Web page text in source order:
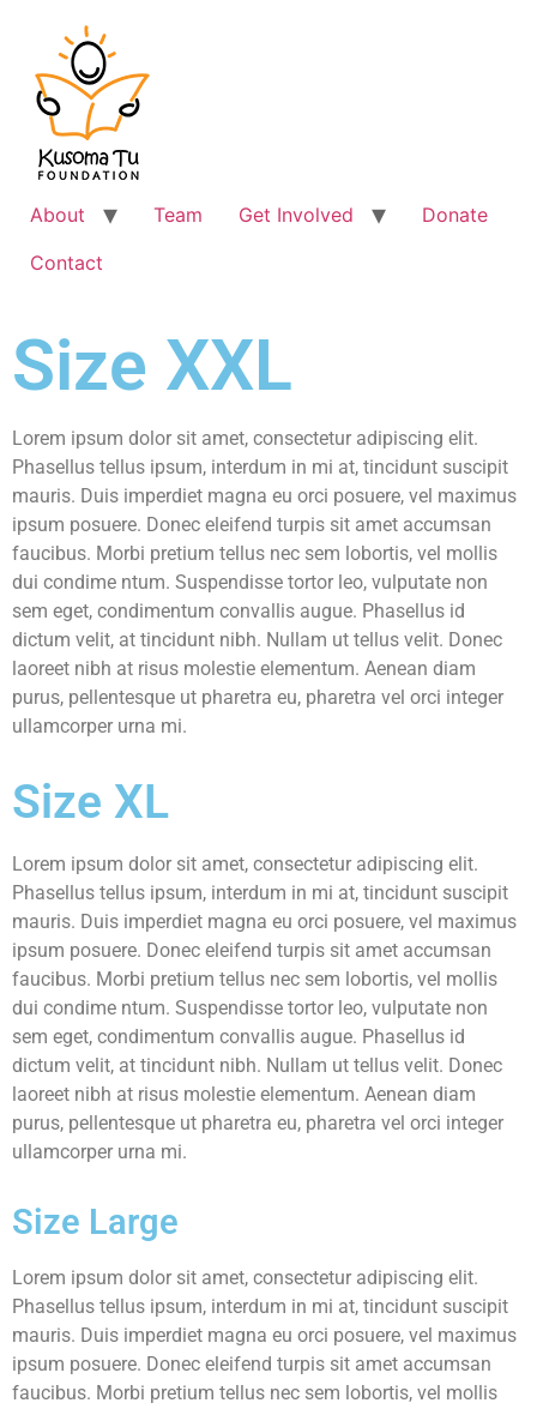
About Team Get Involved
Donate
Contact
Size XXL
Lorem ipsum dolor sit amet, consectetur adipiscing elit.
Phasellus tellus ipsum, interdum in mi at, tincidunt suscipit
mauris. Duis imperdiet magna eu orci posuere, vel maximus
ipsum posuere. Donec eleifend turpis sit amet accumsan
faucibus. Morbi pretium tellus nec sem lobortis, vel mollis
dui condime ntum. Suspendisse tortor leo, vulputate non
sem eget, condimentum convallis augue. Phasellus id
dictum velit, at tincidunt nibh. Nullam ut tellus velit. Donec
laoreet nibh at risus molestie elementum. Aenean diam
purus, pellentesque ut pharetra eu, pharetra vel orci integer
ullamcorper urna mi.
Size XL
Lorem ipsum dolor sit amet, consectetur adipiscing elit.
Phasellus tellus ipsum, interdum in mi at, tincidunt suscipit
mauris. Duis imperdiet magna eu orci posuere, vel maximus
ipsum posuere. Donec eleifend turpis sit amet accumsan
faucibus. Morbi pretium tellus nec sem lobortis, vel mollis
dui condime ntum. Suspendisse tortor leo, vulputate non
sem eget, condimentum convallis augue. Phasellus id
dictum velit, at tincidunt nibh. Nullam ut tellus velit. Donec
laoreet nibh at risus molestie elementum. Aenean diam
purus, pellentesque ut pharetra eu, pharetra vel orci integer
ullamcorper urna mi.
Size Large
Lorem ipsum dolor sit amet, consectetur adipiscing elit.
Phasellus tellus ipsum, interdum in mi at, tincidunt suscipit
mauris. Duis imperdiet magna eu orci posuere, vel maximus
ipsum posuere. Donec eleifend turpis sit amet accumsan
faucibus. Morbi pretium tellus nec sem lobortis, vel mollis